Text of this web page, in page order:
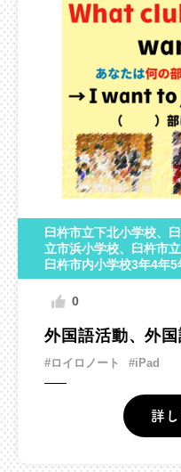
臼杵市立下北小学校、
立市浜小学校、臼杵市
臼杵市内小学校3年4年5
0
外国語活動、外
#ロイロノート #iPad
詳し